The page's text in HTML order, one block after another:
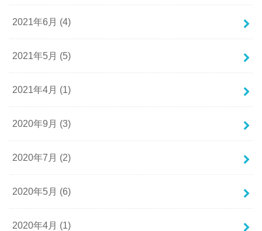
2021年6月 (4)
2021年5月 (5)
2021年4月 (1)
2020年9月 (3)
2020年7月 (2)
2020年5月 (6)
2020年4月 (1)